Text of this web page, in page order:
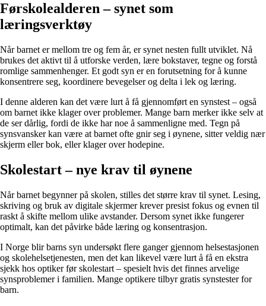
Førskolealderen – synet som
læringsverktøy
Når barnet er mellom tre og fem år, er synet nesten fullt utviklet. Nå
brukes det aktivt til å utforske verden, lære bokstaver, tegne og forstå
romlige sammenhenger. Et godt syn er en forutsetning for å kunne
konsentrere seg, koordinere bevegelser og delta i lek og læring.
I denne alderen kan det være lurt å få gjennomført en synstest – også
om barnet ikke klager over problemer. Mange barn merker ikke selv at
de ser dårlig, fordi de ikke har noe å sammenligne med. Tegn på
synsvansker kan være at barnet ofte gnir seg i øynene, sitter veldig nær
skjerm eller bok, eller klager over hodepine.
Skolestart – nye krav til øynene
Når barnet begynner på skolen, stilles det større krav til synet. Lesing,
skriving og bruk av digitale skjermer krever presist fokus og evnen til
raskt å skifte mellom ulike avstander. Dersom synet ikke fungerer
optimalt, kan det påvirke både læring og konsentrasjon.
I Norge blir barns syn undersøkt flere ganger gjennom helsestasjonen
og skolehelsetjenesten, men det kan likevel være lurt å få en ekstra
sjekk hos optiker før skolestart – spesielt hvis det finnes arvelige
synsproblemer i familien. Mange optikere tilbyr gratis synstester for
barn.